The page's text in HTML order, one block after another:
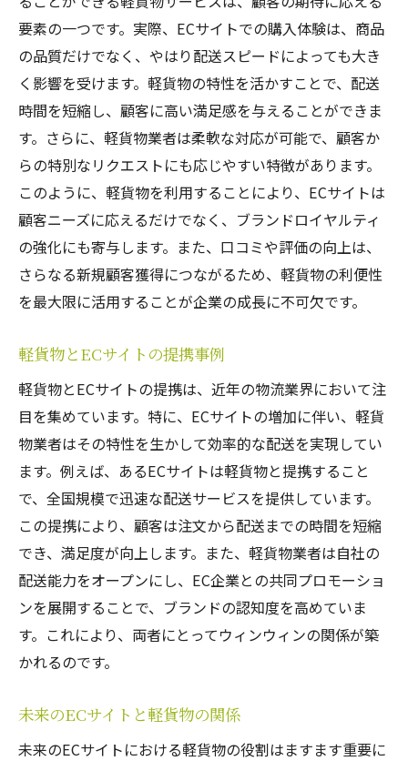
要素の一つです。実際、ECサイトでの購入体験は、商品
の品質だけでなく、やはり配送スピードによっても大き
く影響を受けます。軽貨物の特性を活かすことで、配送
時間を短縮し、顧客に高い満足感を与えることができま
す。さらに、軽貨物業者は柔軟な対応が可能で、顧客か
らの特別なリクエストにも応じやすい特徴があります。
このように、軽貨物を利用することにより、ECサイトは
顧客ニーズに応えるだけでなく、ブランドロイヤルティ
の強化にも寄与します。また、口コミや評価の向上は、
さらなる新規顧客獲得につながるため、軽貨物の利便性
を最大限に活用することが企業の成長に不可欠です。
軽貨物とECサイトの提携事例
軽貨物とECサイトの提携は、近年の物流業界において注
目を集めています。特に、ECサイトの増加に伴い、軽貨
物業者はその特性を生かして効率的な配送を実現してい
ます。例えば、あるECサイトは軽貨物と提携すること
で、全国規模で迅速な配送サービスを提供しています。
この提携により、顧客は注文から配送までの時間を短縮
でき、満足度が向上します。また、軽貨物業者は自社の
配送能力をオープンにし、EC企業との共同プロモーショ
ンを展開することで、ブランドの認知度を高めていま
す。これにより、両者にとってウィンウィンの関係が築
かれるのです。
未来のECサイトと軽貨物の関係
未来のECサイトにおける軽貨物の役割はますます重要に